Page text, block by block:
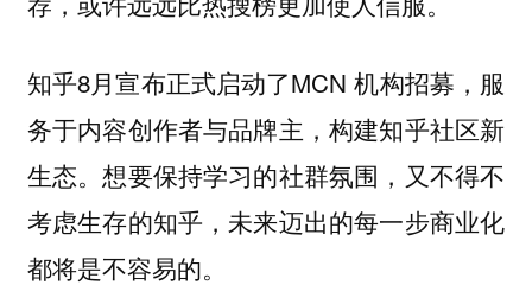
知乎8月宣布正式启动了MCN 机构招募，服
务于内容创作者与品牌主，构建知乎社区新
生态。想要保持学习的社群氛围，又不得不
考虑生存的知乎，未来迈出的每一步商业化
都将是不容易的。